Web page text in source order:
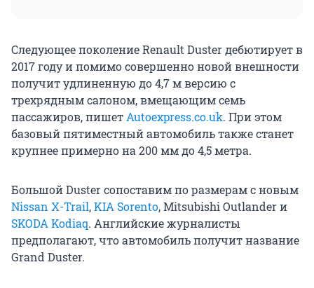
Следующее поколение Renault Duster дебютирует в
2017 году и помимо совершенно новой внешности
получит удлиненную до 4,7 м версию с
трехрядным салоном, вмещающим семь
пассажиров, пишет Autoexpress.co.uk. При этом
базовый пятиместный автомобиль также станет
крупнее примерно на 200 мм до 4,5 метра.
Большой Duster сопоставим по размерам с новым
Nissan X-Trail,KIA Sorento, Mitsubishi Outlander и
SKODA Kodiaq. Английские журналисты
предполагают, что автомобиль получит название
Grand Duster.